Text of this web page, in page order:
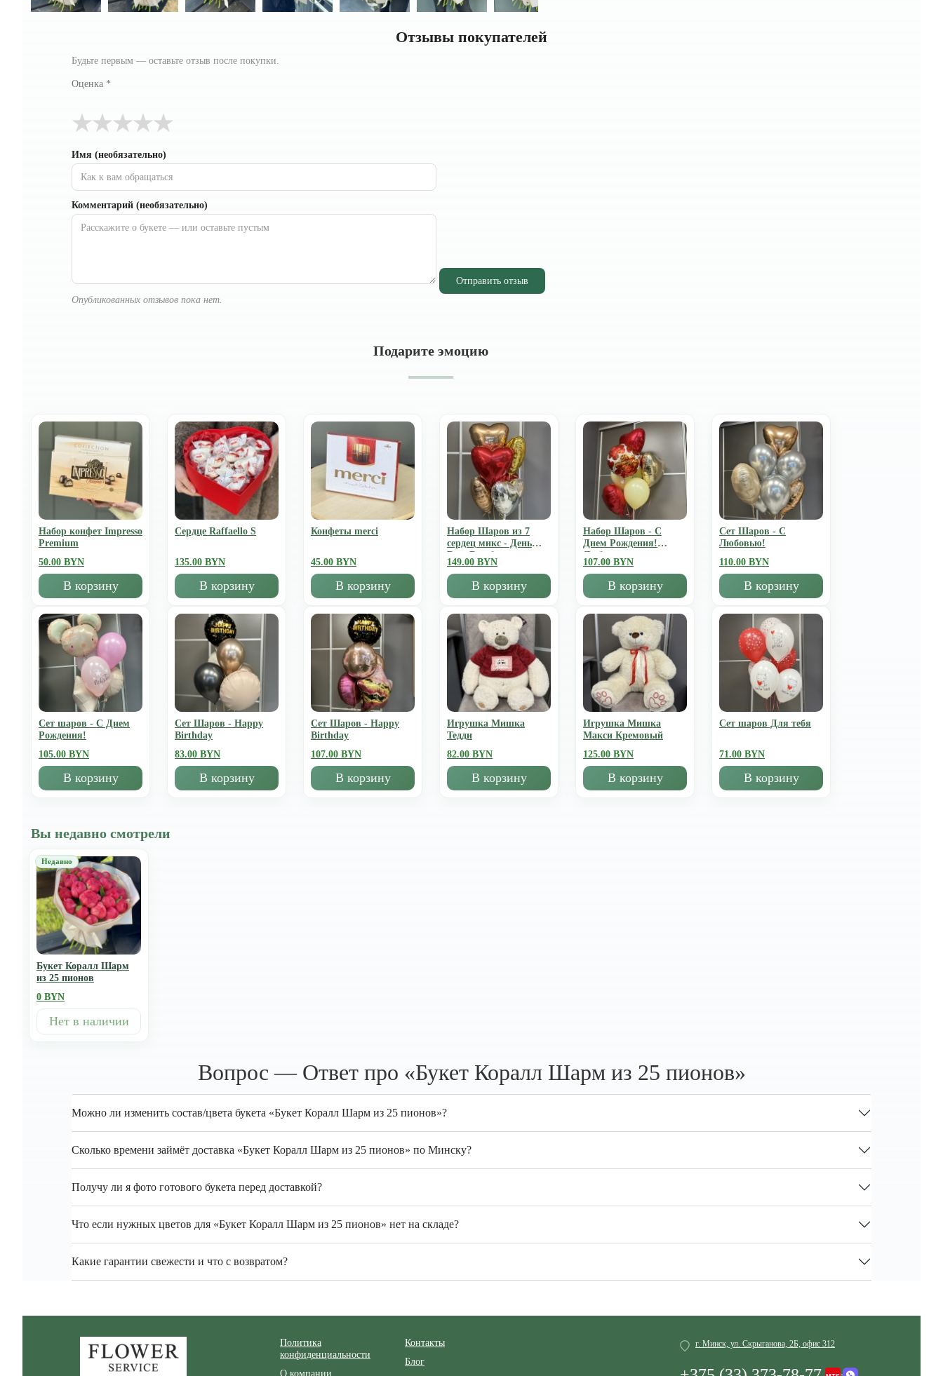
Отзывы покупателей
Будьте первым — оставьте отзыв после покупки.
Оценка *
★
★
★
★
★
Имя (необязательно)
Комментарий (необязательно)
Отправить отзыв
Опубликованных отзывов пока нет.
Подарите эмоцию
Набор конфет Impresso
Premium
50.00 BYN
В корзину
Сердце Raffaello S
135.00 BYN
В корзину
Конфеты merci
45.00 BYN
В корзину
Набор Шаров из 7
сердец микс - День
Всех Влюбленных
149.00 BYN
В корзину
Набор Шаров - С
Днем Рождения!
Люблю
107.00 BYN
В корзину
Сет Шаров - С
Любовью!
110.00 BYN
В корзину
Сет шаров - С Днем
Рождения!
105.00 BYN
В корзину
Сет Шаров - Happy
Birthday
83.00 BYN
В корзину
Сет Шаров - Happy
Birthday
107.00 BYN
В корзину
Игрушка Мишка
Тедди
82.00 BYN
В корзину
Игрушка Мишка
Mакси Кремовый
125.00 BYN
В корзину
Сет шаров Для тебя
71.00 BYN
В корзину
Вы недавно смотрели
Букет Коралл Шарм
из 25 пионов
0 BYN
Нет в наличии
Вопрос — Ответ про «Букет Коралл Шарм из 25 пионов»
Можно ли изменить состав/цвета букета «Букет Коралл Шарм из 25 пионов»?
Сколько времени займёт доставка «Букет Коралл Шарм из 25 пионов» по Минску?
Получу ли я фото готового букета перед доставкой?
Что если нужных цветов для «Букет Коралл Шарм из 25 пионов» нет на складе?
Какие гарантии свежести и что с возвратом?
Политика
конфиденциальности
О компании
Контакты
Блог
г. Минск, ул. Скрыганова, 2Б, офис 312